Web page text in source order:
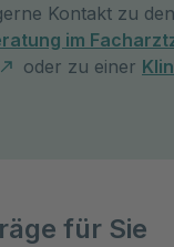
Kontakt zu
im
oder zu einer
für Sie